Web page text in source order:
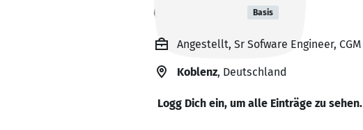
GK Kumar Basis
Angestellt, Sr Sofware Engineer, CGM
Koblenz, Deutschland
Logg Dich ein, um alle Einträge zu sehen.